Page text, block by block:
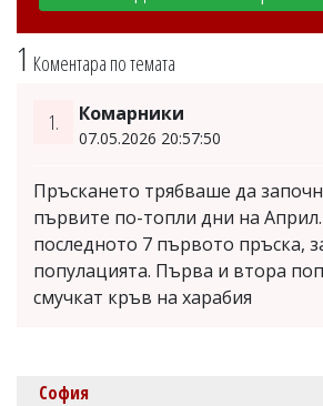
1 Коментара по темата
1. Комарники
07.05.2026 20:57:50
Пръскането трябваше да
първите по-топли дни на
последното 7 първото пръска,
популацията. Първа и втора
смучкат кръв на харабия
София